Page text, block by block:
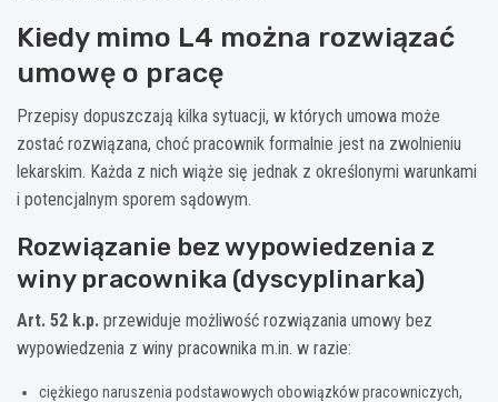
Kiedy mimo L4 można rozwiązać
umowę o pracę
Przepisy dopuszczają kilka sytuacji, w których umowa może
zostać rozwiązana, choć pracownik formalnie jest na zwolnieniu
lekarskim. Każda z nich wiąże się jednak z określonymi warunkami
i potencjalnym sporem sądowym.
Rozwiązanie bez wypowiedzenia z
winy pracownika (dyscyplinarka)
Art. 52 k.p. przewiduje możliwość rozwiązania umowy bez
wypowiedzenia z winy pracownika m.in. w razie:
ciężkiego naruszenia podstawowych obowiązków pracowniczych,